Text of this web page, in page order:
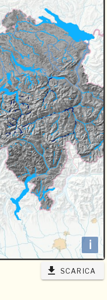
i
SCARICA